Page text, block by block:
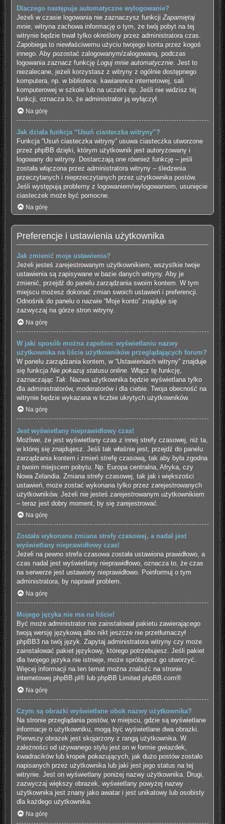
Dlaczego następuje automatyczne wylogowanie?
Jeżeli w czasie logowania nie zaznaczysz funkcji Zapamiętaj
mnie, witryna zachowa informację o tym, że twój pobyt na tej
witrynie będzie trwał tylko określony przez administratora czas.
Zapobiega to niewłaściwemu użyciu twojego konta przez kogoś
innego. Aby pozostać zalogowanym/zalogowaną, podczas
logowania zaznacz funkcję Loguj mnie automatycznie. Jest to
niezalecane, jeżeli korzystasz z witryny z ogólnie dostępnego
komputera, np. w bibliotece, kawiarence internetowej, sali
komputerowej w szkole lub na uczelni itp. Jeśli nie widzisz tej
funkcji, oznacza to, że administrator ją wyłączył.
Na górę
Jak działa funkcja “Usuń ciasteczka witryny”?
Funkcja “Usuń ciasteczka witryny” usuwa ciasteczka utworzone
przez phpBB dzięki, którym użytkownik jest autoryzowany i
logowany do witryny. Dostarczają one również funkcję – jeśli
została włączona przez administratora witryny – śledzenia
przeczytanych i nieprzeczytanych przez użytkownika postów.
Jeśli występują problemy z logowaniem/wylogowaniem, usunięcie
ciasteczek może być pomocne.
Na górę
Preferencje i ustawienia użytkownika
Jak zmienić moje ustawienia?
Jeżeli jesteś zarejestrowanym użytkownikiem, wszystkie twoje
ustawienia są zapisywane w bazie danych witryny. Aby je
zmienić, przejdź do panelu zarządzania swoim kontem. W tym
miejscu możesz dokonać zmian swoich ustawień i preferencji.
Odnośnik do panelu o nazwie “Moje konto” znajduje się
zazwyczaj na górze stron witryny.
Na górę
W jaki sposób można zapobiec wyświetlaniu nazwy
użytkownika na liście użytkowników przeglądających forum?
W panelu zarządzania kontem, w “Ustawieniach witryny” znajduje
się funkcja Nie pokazuj statusu online. Włącz tę funkcję,
zaznaczając Tak. Nazwa użytkownika będzie wyświetlana tylko
dla administratorów, moderatorów i dla ciebie. Twoja obecność na
witrynie będzie wykazana w liczbie ukrytych użytkowników.
Na górę
Jest wyświetlany nieprawidłowy czas!
Możliwe, że jest wyświetlany czas z innej strefy czasowej, niż ta,
w której się znajdujesz. Jeśli tak właśnie jest, przejdź do panelu
zarządzania kontem i zmień strefę czasową, tak aby była zgodna
z twoim miejscem pobytu. Np. Europa centralna, Afryka, czy
Nowa Zelandia. Zmiana strefy czasowej, tak jak i większości
ustawień, może zostać wykonana tylko przez zarejestrowanych
użytkowników. Jeżeli nie jesteś zarejestrowanym użytkownikiem
– teraz jest dobry moment, by się zarejestrować.
Na górę
Została wykonana zmiana strefy czasowej, a nadal jest
wyświetlany nieprawidłowy czas!
Jeżeli na pewno strefa czasowa została ustawiona prawidłowo, a
czas nadal jest wyświetlany nieprawidłowo, oznacza to, że czas
na serwerze jest ustawiony nieprawidłowo. Poinformuj o tym
administratora, by naprawił problem.
Na górę
Mojego języka nie ma na liście!
Być może administrator nie zainstalował pakietu zawierającego
twoją wersję językową albo nikt jeszcze nie przetłumaczył
phpBB3 na twój język. Zapytaj administratora witryny czy może
zainstalować pakiet językowy, którego potrzebujesz. Jeśli pakiet
dla twojego języka nie istnieje, może spróbujesz go utworzyć.
Więcej informacji na ten temat można znaleźć na stronie
internetowej phpBB.pl ® lub phpBB Limited phpBB.com®
Na górę
Czym są obrazki wyświetlane obok nazwy użytkownika?
Na stronie przeglądania postów, w miejscu, gdzie są wyświetlane
informacje o użytkowniku, mogą być wyświetlane dwa obrazki.
Pierwszy obrazek jest skojarzony z rangą użytkownika. W
zależności od używanego stylu jest on w formie gwiazdek,
kwadracików lub kropek pokazujących, jak dużo postów zostało
napisanych przez użytkownika lub jaki jest jego status na tej
witrynie. Jest on wyświetlany poniżej nazwy użytkownika. Drugi,
zazwyczaj większy obrazek, wyświetlany powyżej nazwy
użytkownika jest znany jako awatar i jest unikatowy lub osobisty
dla każdego użytkownika.
Na górę